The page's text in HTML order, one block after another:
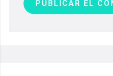
PUBLICAR EL